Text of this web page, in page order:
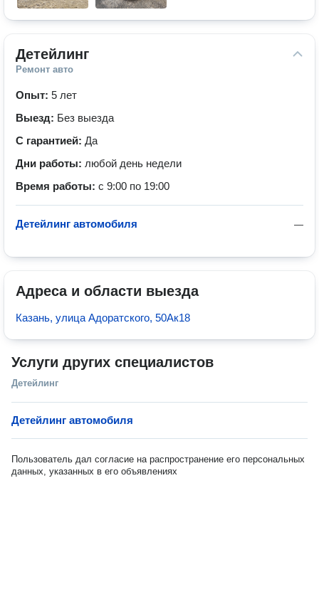
Детейлинг
Ремонт авто
Опыт: 5 лет
Выезд: Без выезда
С гарантией: Да
Дни работы: любой день недели
Время работы: с 9:00 по 19:00
—
Детейлинг автомобиля
Адреса и области выезда
Казань, улица Адоратского, 50Ак18
Услуги других специалистов
Детейлинг
Детейлинг автомобиля
Пользователь дал согласие на распространение его персональных
данных, указанных в его объявлениях